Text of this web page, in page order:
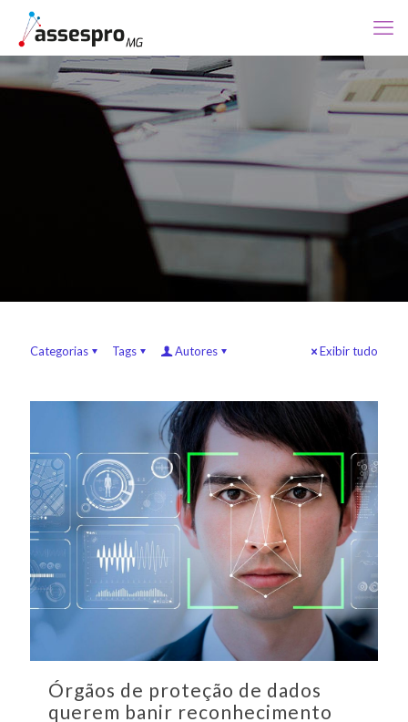
Categorias Tags Autores Exibir tudo
Órgãos de proteção de dados
querem banir reconhecimento